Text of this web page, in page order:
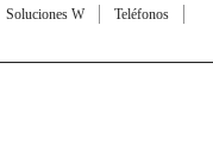
Soluciones W
Teléfonos